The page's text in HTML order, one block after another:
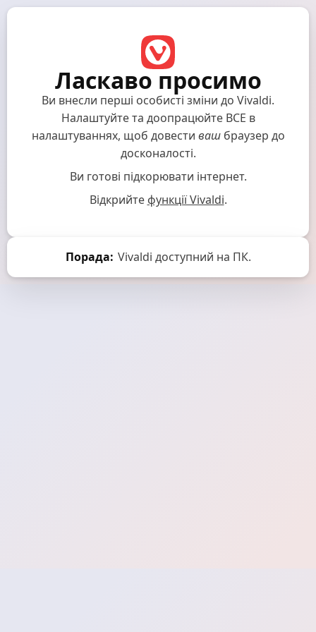
Ласкаво просимо
Ви внесли перші особисті зміни до Vivaldi.
Налаштуйте та доопрацюйте ВСЕ в
налаштуваннях, щоб довести вашбраузер до
досконалості.
Ви готові підкорювати інтернет.
Відкрийте функції Vivaldi.
Порада: Vivaldi доступний на ПК.